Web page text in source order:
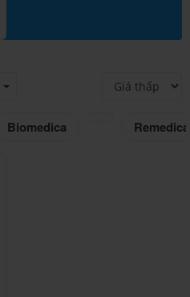
Biomedica Remedica